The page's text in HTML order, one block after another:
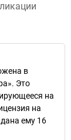
в
Это
на
на
ему 16